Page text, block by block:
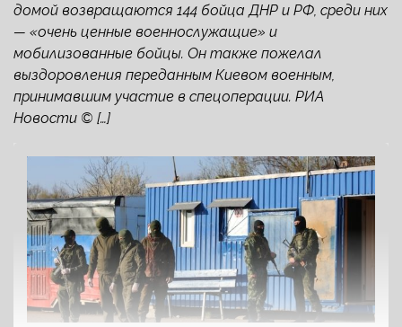
домой возвращаются 144 бойца ДНР и РФ, среди них
— «очень ценные военнослужащие» и
мобилизованные бойцы. Он также пожелал
выздоровления переданным Киевом военным,
принимавшим участие в спецоперации. РИА
Новости © […]